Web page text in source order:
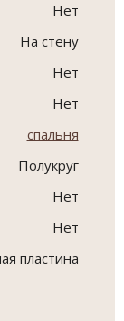
Нет
На стену
Нет
Нет
спальня
Полукруг
Нет
Нет
пластина